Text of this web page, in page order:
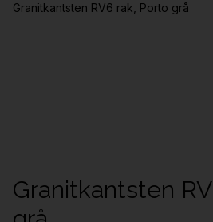
Granitkantsten RV6 rak, Porto grå
Granitkantsten